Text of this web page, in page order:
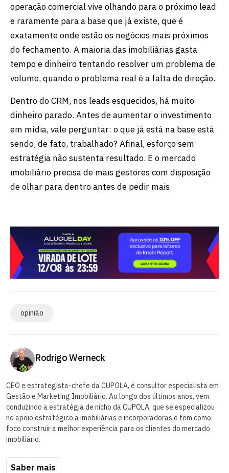
operação comercial vive olhando para o próximo lead
e raramente para a base que já existe, que é
exatamente onde estão os negócios mais próximos
do fechamento. A maioria das imobiliárias gasta
tempo e dinheiro tentando resolver um problema de
volume, quando o problema real é a falta de direção.
Dentro do CRM, nos leads esquecidos, há muito
dinheiro parado. Antes de aumentar o investimento
em mídia, vale perguntar: o que já está na base está
sendo, de fato, trabalhado? Afinal, esforço sem
estratégia não sustenta resultado. E o mercado
imobiliário precisa de mais gestores com disposição
de olhar para dentro antes de pedir mais.
opinião
Rodrigo Werneck
CEO e estrategista-chefe da CUPOLA, é consultor especialista em
Gestão e Marketing Imobiliário. Ao longo dos últimos anos, vem
conduzindo a estratégia de nicho da CUPOLA, que se especializou
no apoio estratégico a imobiliárias e incorporadoras e tem como
foco construir a melhor experiência para os clientes do mercado
imobiliário.
Saber mais